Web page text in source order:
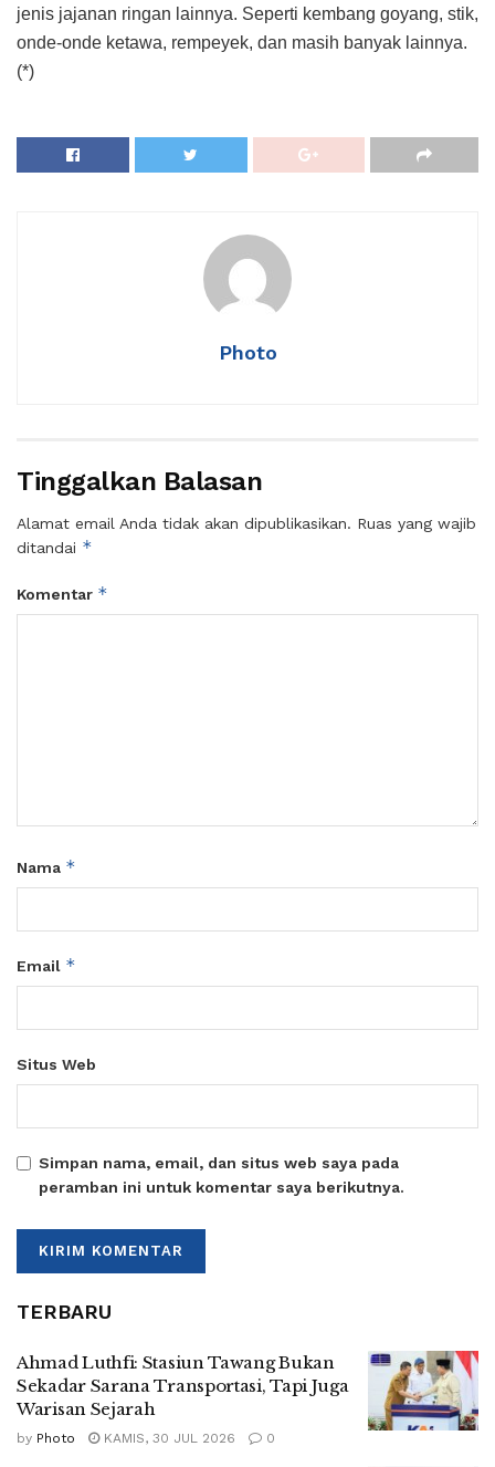
jenis jajanan ringan lainnya. Seperti kembang goyang, stik,
onde-onde ketawa, rempeyek, dan masih banyak lainnya.
(*)
Photo
Tinggalkan Balasan
Alamat email Anda tidak akan dipublikasikan. Ruas yang wajib
ditandai *
Komentar *
Nama *
Email *
Situs Web
Simpan nama, email, dan situs web saya pada
peramban ini untuk komentar saya berikutnya.
TERBARU
Ahmad Luthfi: Stasiun Tawang Bukan
Sekadar Sarana Transportasi, Tapi Juga
Warisan Sejarah
by Photo KAMIS, 30 JUL 2026 0